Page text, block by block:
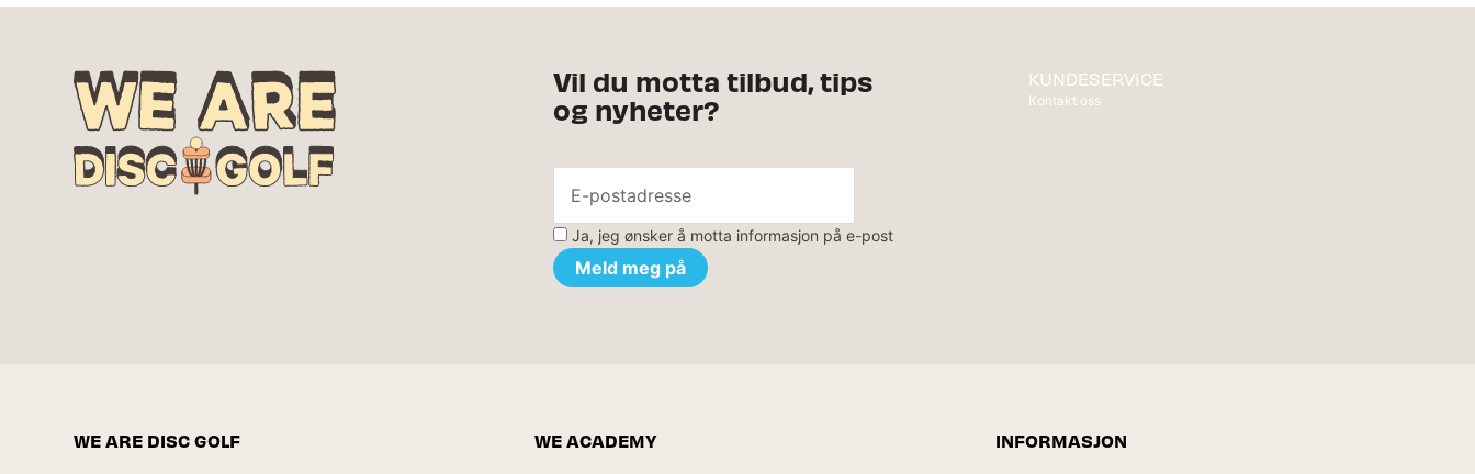
Vil du motta tilbud, tips
og nyheter?
Ja, jeg ønsker å motta informasjon på e-post
KUNDESERVICE
Kontakt oss
WE ARE DISC GOLF WE ACADEMY INFORMASJON